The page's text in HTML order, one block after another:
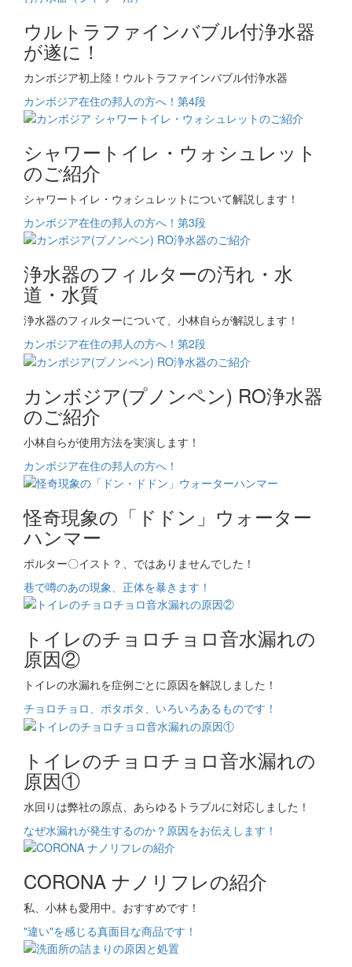
ウルトラファインバブル付浄水器
が遂に！
カンボジア初上陸！ウルトラファインバブル付浄水器
カンボジア在住の邦人の方へ！第4段
シャワートイレ・ウォシュレット
のご紹介
シャワートイレ・ウォシュレットについて解説します！
カンボジア在住の邦人の方へ！第3段
浄水器のフィルターの汚れ・水
道・水質
浄水器のフィルターについて、小林自らが解説します！
カンボジア在住の邦人の方へ！第2段
カンボジア(プノンペン) RO浄水器
のご紹介
小林自らが使用方法を実演します！
カンボジア在住の邦人の方へ！
怪奇現象の「ドドン」ウォーター
ハンマー
ポルター〇イスト？、ではありませんでした！
巷で噂のあの現象、正体を暴きます！
トイレのチョロチョロ音水漏れの
原因②
トイレの水漏れを症例ごとに原因を解説しました！
チョロチョロ、ポタポタ、いろいろあるものです！
トイレのチョロチョロ音水漏れの
原因①
水回りは弊社の原点、あらゆるトラブルに対応しました！
なぜ水漏れが発生するのか？原因をお伝えします！
CORONA ナノリフレの紹介
私、小林も愛用中。おすすめです！
"違い"を感じる真面目な商品です！